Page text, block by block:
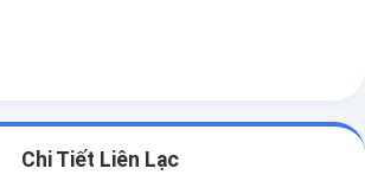
Chi Tiết Liên Lạc